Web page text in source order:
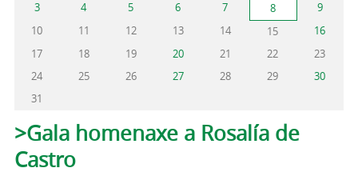
3
4 5 6 7 8
9
10
11 12 13 14 15
16
17
18 19 20 21 22
23
24
25 26 27 28 29
30
31
Solapas principales
>Gala homenaxe a Rosalía de
Castro